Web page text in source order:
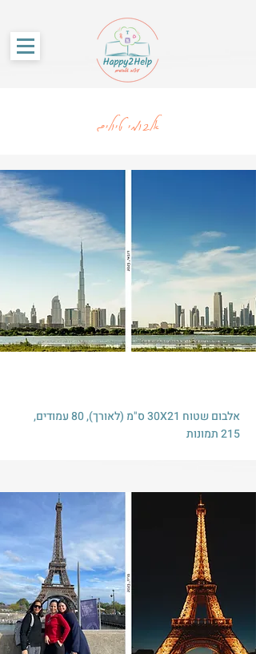
אלבומי טיולים
אלבום שטוח 30X21 ס"מ (לאורך), 80 עמודים,
215 תמונות